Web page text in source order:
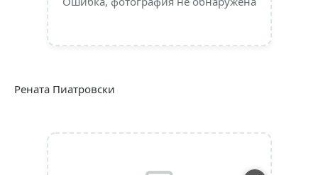
Рената Пиатровски